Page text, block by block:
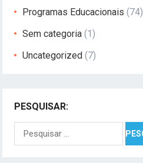
Programas Educacionais (74)
Sem categoria (1)
Uncategorized (7)
PESQUISAR:
Pesquisar
por: